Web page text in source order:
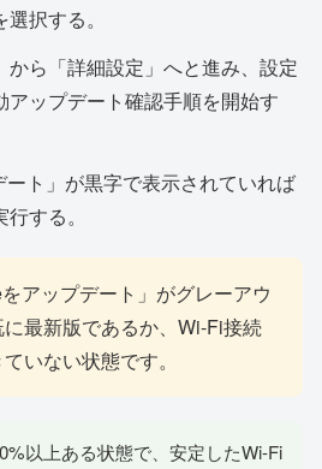
択する。
から「詳細設定」へと進み、設定
アップデート確認手順を開始す
ート」が黒字で表示されていれば
する。
をアップデート」がグレーアウ
に最新版であるか、Wi-Fi接続
いない状態です。
以上ある状態で、安定したWi-Fi